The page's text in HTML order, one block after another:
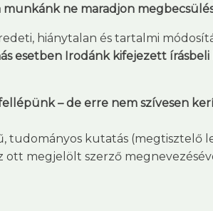
munkánk ne maradjon
hiánytalan és tartalmi
esetben Irodánk kifejezett írásbeli
– de erre nem szívesen
tudományos kutatás (megtisztelő
ott megjelölt szerző